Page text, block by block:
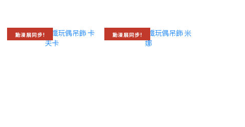
動漫展同步! 動漫展同步!